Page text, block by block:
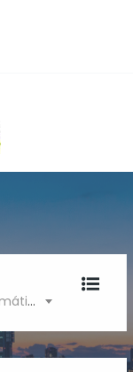
Ej: Restaurante, clínica, Informática